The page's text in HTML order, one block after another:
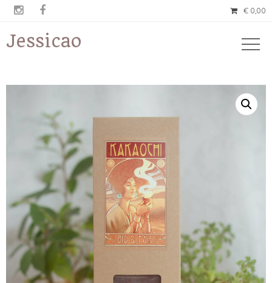
€ 0,00
 
Jessicao